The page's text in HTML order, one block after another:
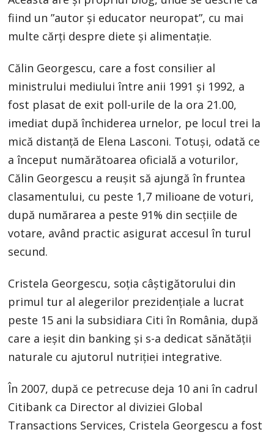
fiind un ”autor și educator neuropat”, cu mai
multe cărți despre diete și alimentație.
Călin Georgescu, care a fost consilier al
ministrului mediului între anii 1991 și 1992, a
fost plasat de exit poll-urile de la ora 21.00,
imediat după închiderea urnelor, pe locul trei la
mică distanță de Elena Lasconi. Totuși, odată ce
a început numărătoarea oficială a voturilor,
Călin Georgescu a reușit să ajungă în fruntea
clasamentului, cu peste 1,7 milioane de voturi,
după numărarea a peste 91% din secțiile de
votare, având practic asigurat accesul în turul
secund.
Cristela Georgescu, soția câștigătorului din
primul tur al alegerilor prezidențiale a lucrat
peste 15 ani la subsidiara Citi în România, după
care a ieșit din banking și s-a dedicat sănătății
naturale cu ajutorul nutriției integrative.
În 2007, după ce petrecuse deja 10 ani în cadrul
Citibank ca Director al diviziei Global
Transactions Services, Cristela Georgescu a fost